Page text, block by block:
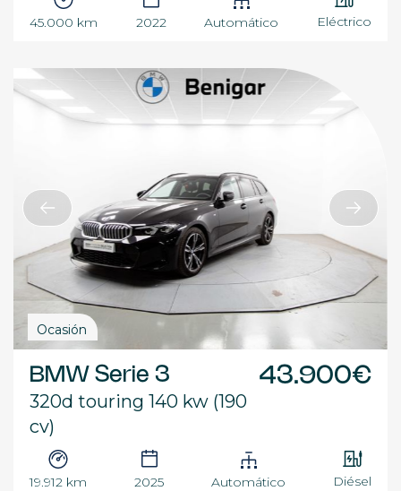
45.000 km 2022 Automático Eléctrico
Ocasión
BMW Serie 3
320d touring 140 kw (190
cv)
43.900€
19.912 km 2025 Automático Diésel